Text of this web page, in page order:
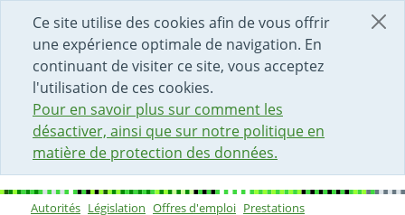
Ce site utilise des cookies afin de vous offrir
une expérience optimale de navigation. En
continuant de visiter ce site, vous acceptez
l'utilisation de ces cookies.
Pour en savoir plus sur comment les
désactiver, ainsi que sur notre politique en
matière de protection des données.
DÉBUT DU CONTENU DE LA PAGE
ACCÈS AU CHAMP DE RECHERCHE
PAGE D'ACCUEIL
FORMULAIRE DE CONTACT
Autorités Législation Offres d'emploi Prestations